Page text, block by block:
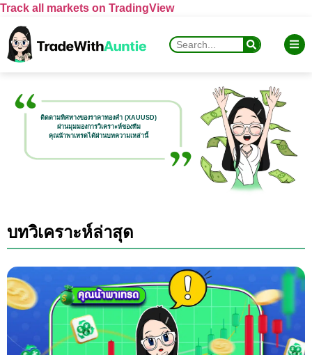
Track all markets on TradingView
ติดตามทิศทางของราคาทองคำ (XAUUSD)
ผ่านมุมมองการวิเคราะห์ของทีม
คุณน้าพาเทรดได้ผ่านบทความเหล่านี้
บทวิเคราะห์ล่าสุด